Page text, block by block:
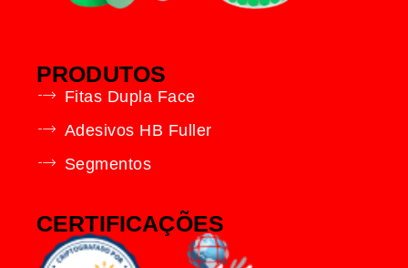
PRODUTOS
Fitas Dupla Face
Adesivos HB Fuller
Segmentos
CERTIFICAÇÕES